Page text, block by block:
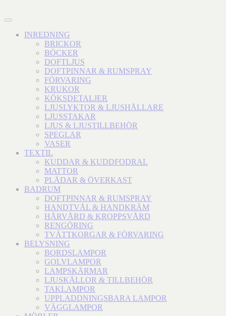
INREDNING
BRICKOR
BÖCKER
DOFTLJUS
DOFTPINNAR & RUMSPRAY
FÖRVARING
KRUKOR
KÖKSDETALJER
LJUSLYKTOR & LJUSHÅLLARE
LJUSSTAKAR
LJUS & LJUSTILLBEHÖR
SPEGLAR
VASER
TEXTIL
KUDDAR & KUDDFODRAL
MATTOR
PLÄDAR & ÖVERKAST
BADRUM
DOFTPINNAR & RUMSPRAY
HANDTVÅL & HANDKRÄM
HÅRVÅRD & KROPPSVÅRD
RENGÖRING
TVÄTTKORGAR & FÖRVARING
BELYSNING
BORDSLAMPOR
GOLVLAMPOR
LAMPSKÄRMAR
LJUSKÄLLOR & TILLBEHÖR
TAKLAMPOR
UPPLADDNINGSBARA LAMPOR
VÄGGLAMPOR